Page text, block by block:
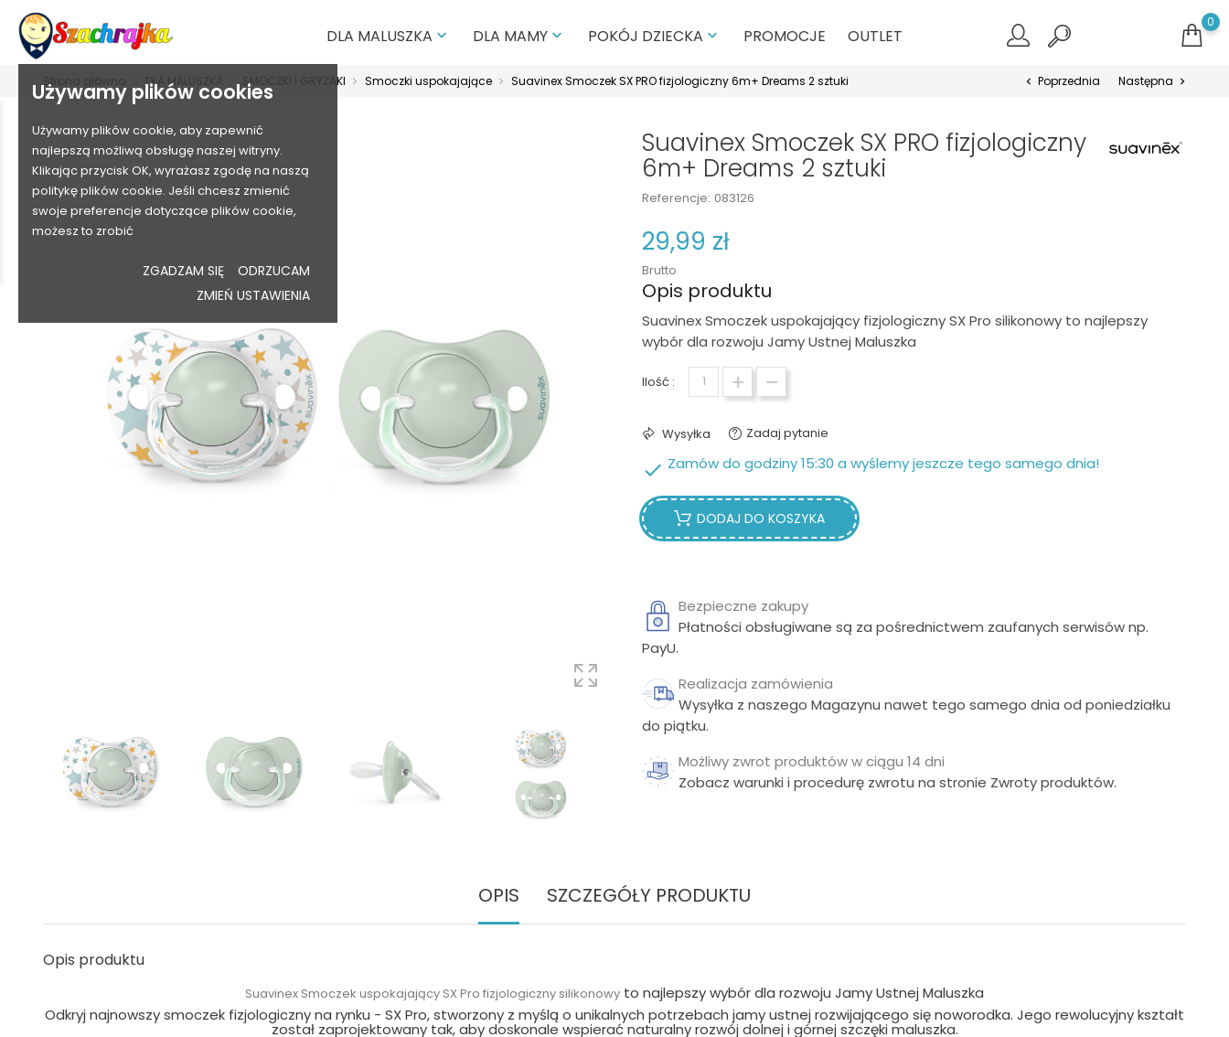
Używamy plików cookies
Używamy plików cookie, aby zapewnić
najlepszą możliwą obsługę naszej witryny.
Klikając przycisk OK, wyrażasz zgodę na naszą
politykę plików cookie. Jeśli chcesz zmienić
swoje preferencje dotyczące plików cookie,
możesz to zrobić
ZGADZAM SIĘ
ODRZUCAM
ZMIEŃ USTAWIENIA
0
DLA MALUSZKA  DLA MAMY  POKÓJ DZIECKA  PROMOCJE OUTLET
Strona główna DLA MALUSZKA SMOCZKI I GRYZAKI Smoczki uspokajające Suavinex Smoczek SX PRO fizjologiczny 6m+ Dreams 2 sztuki chevron_left Poprzednia Następna chevron_right
Suavinex Smoczek SX PRO fizjologiczny
6m+ Dreams 2 sztuki
Referencje: 083126
29,99 zł
Brutto
Opis produktu
Suavinex Smoczek uspokajający fizjologiczny SX Pro silikonowy to najlepszy
wybór dla rozwoju Jamy Ustnej Maluszka
Ilość :
Wysyłka Zadaj pytanie
 Zamów do godziny 15:30 a wyślemy jeszcze tego samego dnia!
DODAJ DO KOSZYKA
Bezpieczne zakupy
Płatności obsługiwane są za pośrednictwem zaufanych serwisów np.
PayU.
Realizacja zamówienia
Wysyłka z naszego Magazynu nawet tego samego dnia od poniedziałku
do piątku.
Możliwy zwrot produktów w ciągu 14 dni
Zobacz warunki i procedurę zwrotu na stronie Zwroty produktów.
OPIS SZCZEGÓŁY PRODUKTU
Opis produktu
Suavinex Smoczek uspokajający SX Pro fizjologiczny silikonowy to najlepszy wybór dla rozwoju Jamy Ustnej Maluszka
Odkryj najnowszy smoczek fizjologiczny na rynku - SX Pro, stworzony z myślą o unikalnych potrzebach jamy ustnej rozwijającego się noworodka. Jego rewolucyjny kształt
został zaprojektowany tak, aby doskonale wspierać naturalny rozwój dolnej i górnej szczęki maluszka.